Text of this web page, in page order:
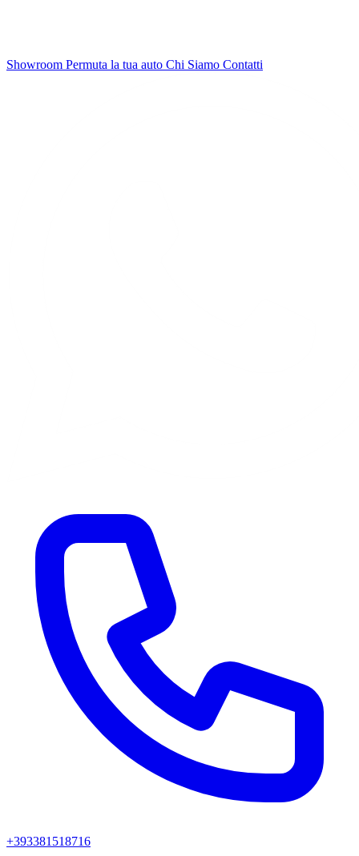
Showroom Permuta la tua auto Chi Siamo Contatti
+393381518716